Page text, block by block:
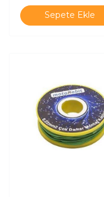
Sepete Ekle